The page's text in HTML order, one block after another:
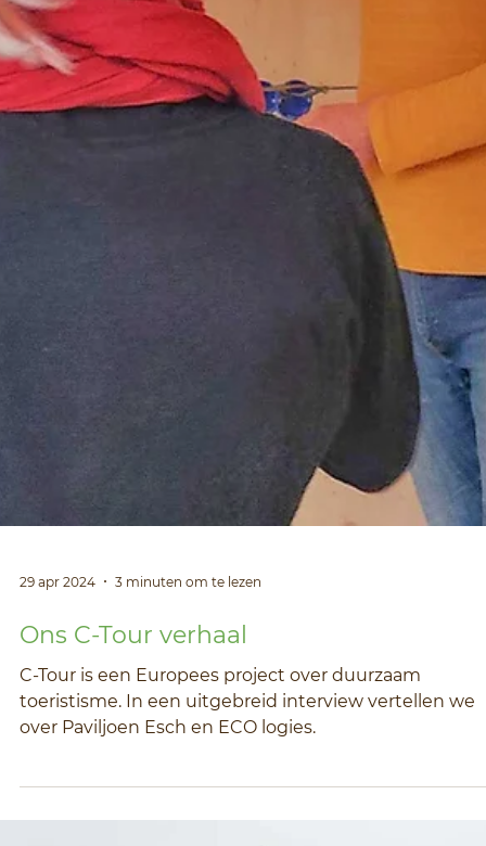
Op zoek naar de ultieme eco-lodge? Paviljoen Esch is
meer dan alleen een plek om te verblijven - het is een
plek om je te laten inspireren! Van de architectuur en
de gebruikte materialen tot het interieur en het
slimme watergebruik; alles is gericht op een
ecologische voetafdruk en maximaal comfort.
Duurzaamheid en volop genieten gaan prima samen!